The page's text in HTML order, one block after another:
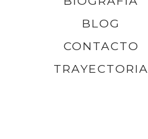
BLOG
CONTACTO
TRAYECTORIA